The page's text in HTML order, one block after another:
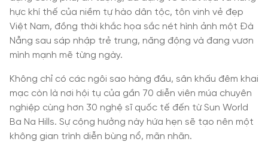
hực khí thế của niềm tự hào dân tộc, tôn vinh vẻ đẹp
Việt Nam, đồng thời khắc họa sắc nét hình ảnh một Đà
Nẵng sau sáp nhập trẻ trung, năng động và đang vươn
mình mạnh mẽ từng ngày.
Không chỉ có các ngôi sao hàng đầu, sân khấu đêm khai
mạc còn là nơi hội tụ của gần 70 diễn viên múa chuyên
nghiệp cùng hơn 30 nghệ sĩ quốc tế đến từ Sun World
Ba Na Hills. Sự cộng hưởng này hứa hẹn sẽ tạo nên một
không gian trình diễn bùng nổ, mãn nhãn.